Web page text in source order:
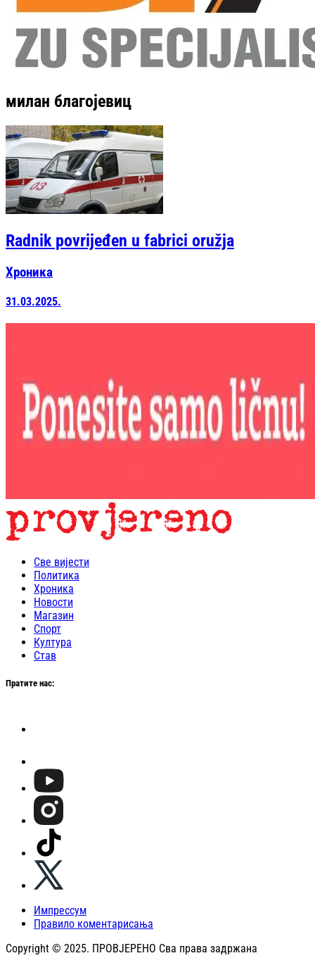
милан благојевиц
Radnik povrijeđen u fabrici oružja
Хроника
31.03.2025.
Све вијести
Политика
Хроника
Новости
Магазин
Спорт
Култура
Став
Пратите нас:
Импрессум
Правило коментарисања
Copyright © 2025. ПРОВЈЕРЕНО Сва права задржана